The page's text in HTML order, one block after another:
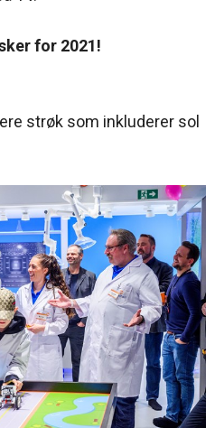
for 2021!
strøk som inkluderer sol